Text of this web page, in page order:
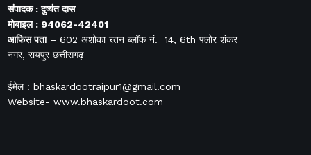
संपादक : दुष्यंत दास
मोबाइल : 94062-42401
आफिसपता– 602 अशोका रतन ब्लॉक नं. 14, 6th फ्लोर शंकर
नगर, रायपुर छत्तीसगढ़
ईमेल : bhaskardootraipur1@gmail.com
Website- www.bhaskardoot.com